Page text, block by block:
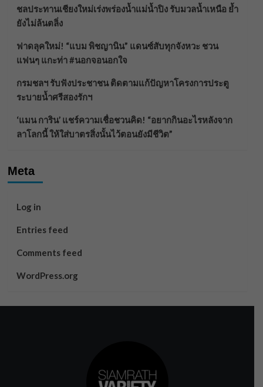
ชลประทานเชียงใหม่เร่งพร่องน้ำแม่น้ำปิง รับมวลน้ำเหนือ ย้ำ
ยังไม่ล้นตลิ่ง
ฟาดลุคใหม่! “แบม พิชญานิน” แดนซ์สับทุกจังหวะ ชวน
แฟนๆ แกะท่า #นอกจอนอกใจ
กรมชลฯ รับฟังประชาชน ติดตามแก้ปัญหาโครงการประตู
ระบายน้ำศรีสองรักฯ
‘แมน การิน’ แชร์ความเชื่อชวนคิด! “อยากกินอะไรหลังจาก
ลาโลกนี้ ให้ใส่บาตรสิ่งนั้นไว้ตอนยังมีชีวิต”
Meta
Log in
Entries feed
Comments feed
WordPress.org